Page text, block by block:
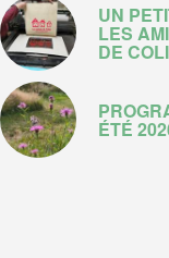
UN
LES
DE
ÉTÉ